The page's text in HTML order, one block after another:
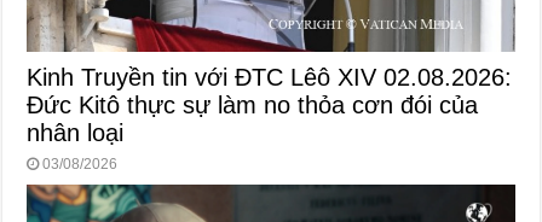
Kinh Truyền tin với ĐTC Lêô XIV 02.08.2026:
Đức Kitô thực sự làm no thỏa cơn đói của
nhân loại
03/08/2026